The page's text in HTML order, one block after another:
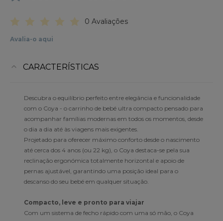
0 Avaliações
Avalia-o aqui
CARACTERÍSTICAS
Descubra o equilíbrio perfeito entre elegância e funcionalidade
com o Coya - o carrinho de bebé ultra compacto pensado para
acompanhar famílias modernas em todos os momentos, desde
o dia a dia até às viagens mais exigentes.
Projetado para oferecer máximo conforto desde o nascimento
até cerca dos 4 anos (ou 22 kg), o Coya destaca-se pela sua
reclinação ergonómica totalmente horizontal e apoio de
pernas ajustável, garantindo uma posição ideal para o
descanso do seu bebé em qualquer situação.
Compacto, leve e pronto para viajar
Com um sistema de fecho rápido com uma só mão, o Coya